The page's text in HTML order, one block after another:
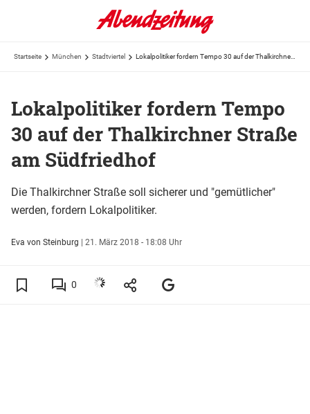
Startseite München Stadtviertel
Lokalpolitiker fordern Tempo
30 auf der Thalkirchner Straße
am Südfriedhof
Die Thalkirchner Straße soll sicherer und "gemütlicher"
werden, fordern Lokalpolitiker.
Eva von Steinburg | 21. März 2018 - 18:08 Uhr
0